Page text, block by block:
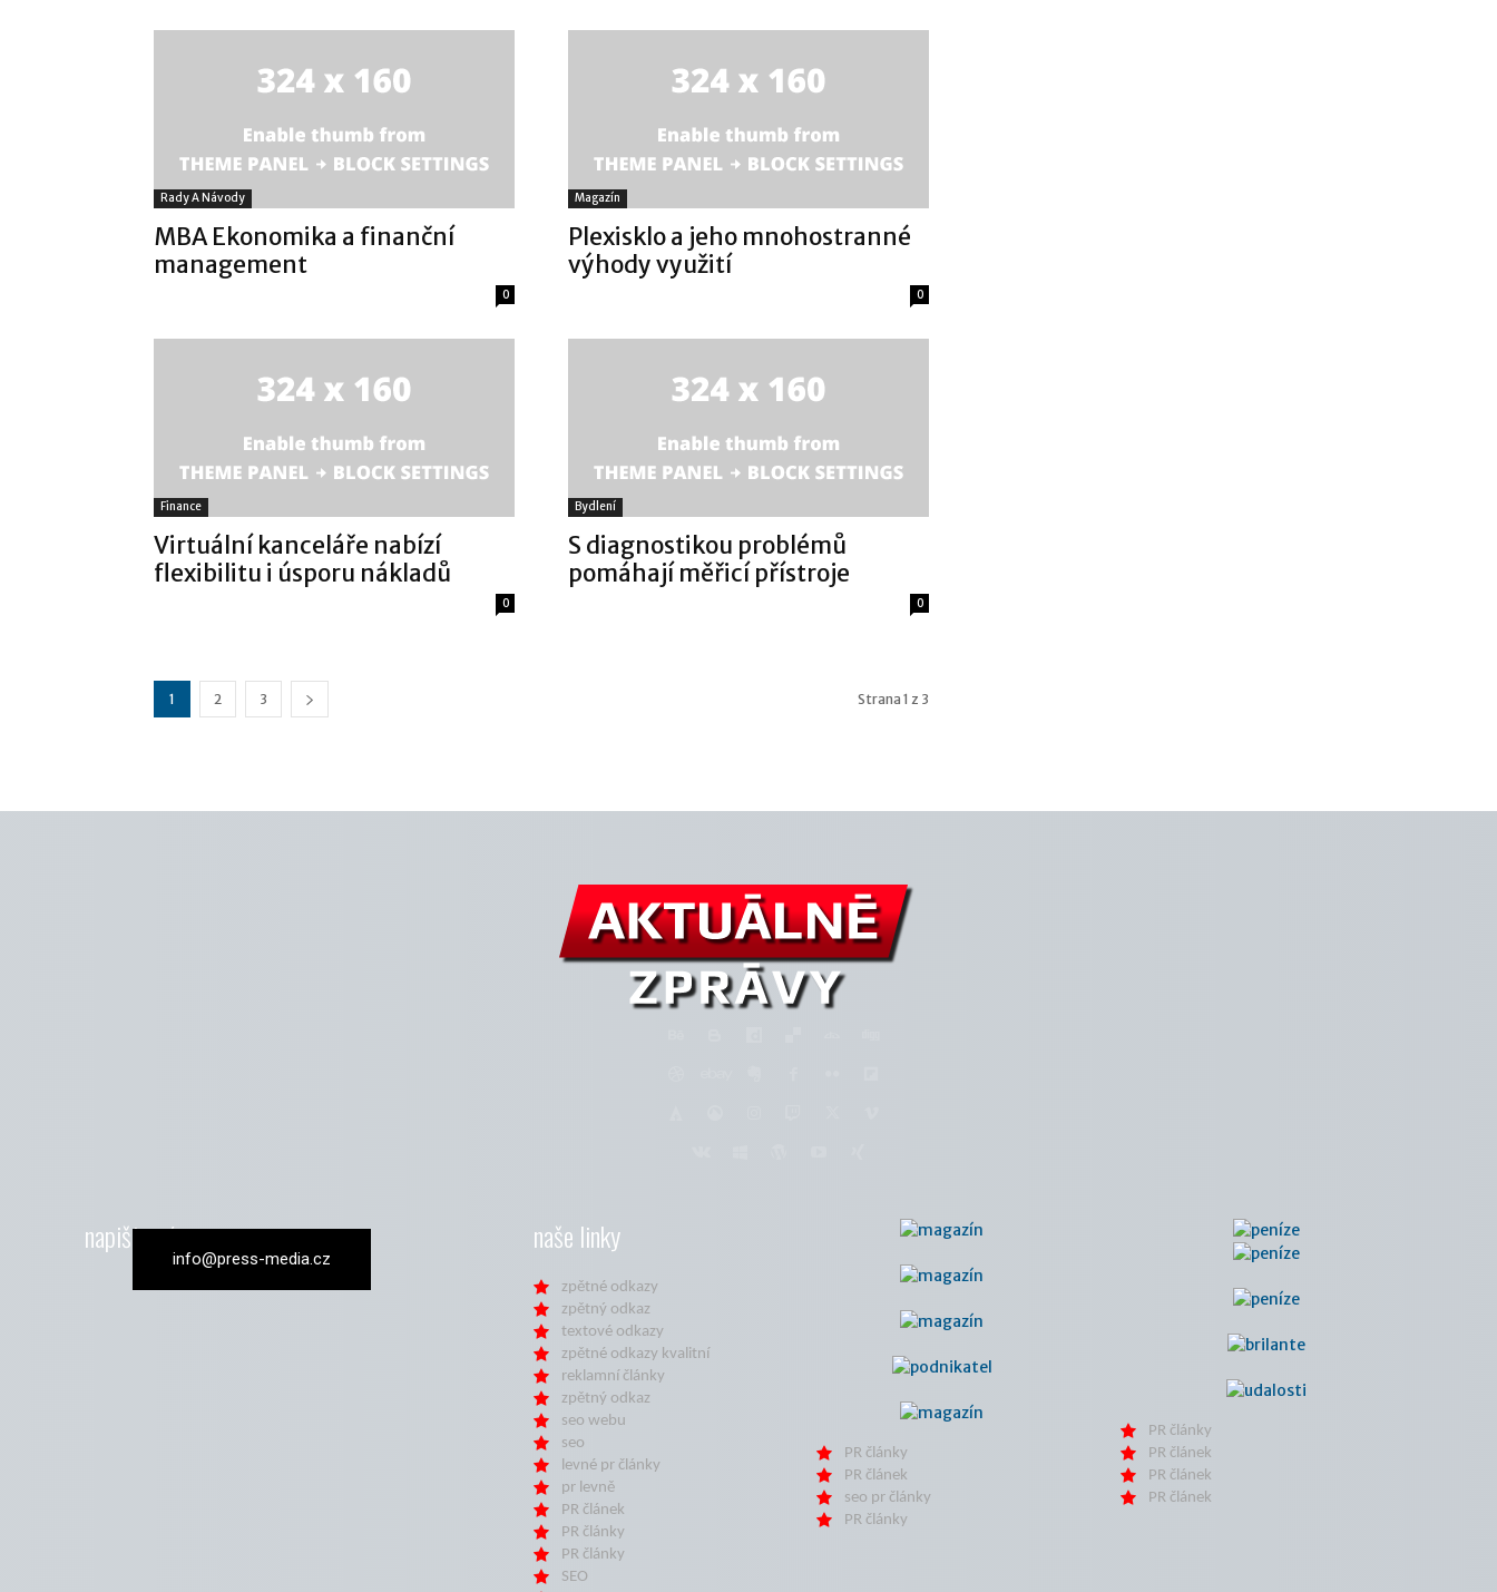
Rady A Návody
MBA Ekonomika a finanční
management
0
Magazín
Plexisklo a jeho mnohostranné
výhody využití
0
Finance
Virtuální kanceláře nabízí
flexibilitu i úsporu nákladů
0
Bydlení
S diagnostikou problémů
pomáhají měřicí přístroje
0
1 2 3 Strana 1 z 3
napište nám
info@press-media.cz
naše linky
zpětné odkazy
zpětný odkaz
textové odkazy
zpětné odkazy kvalitní
reklamní články
zpětný odkaz
seo webu
seo
levné pr články
pr levně
PR článek
PR články
PR články
SEO
PR články
PR článek
seo pr články
PR články
PR články
PR článek
PR článek
PR článek